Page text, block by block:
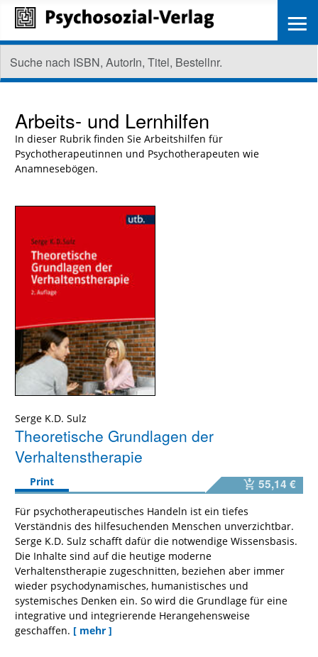
Arbeits- und Lernhilfen
In dieser Rubrik finden Sie Arbeitshilfen für
Psychotherapeutinnen und Psychotherapeuten wie
Anamnesebögen.
Serge K.D. Sulz
Theoretische Grundlagen der
Verhaltenstherapie
Print 55,14 €
Für psychotherapeutisches Handeln ist ein tiefes
Verständnis des hilfesuchenden Menschen unverzichtbar.
Serge K.D. Sulz schafft dafür die notwendige Wissensbasis.
Die Inhalte sind auf die heutige moderne
Verhaltenstherapie zugeschnitten, beziehen aber immer
wieder psychodynamisches, humanistisches und
systemisches Denken ein. So wird die Grundlage für eine
integrative und integrierende Herangehensweise
geschaffen. [ mehr ]
≡